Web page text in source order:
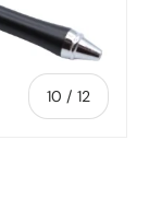
10 / de
12